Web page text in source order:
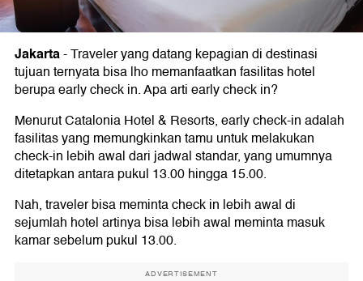
Jakarta-Traveler yang datang kepagian di destinasi
tujuan ternyata bisa lho memanfaatkan fasilitas hotel
berupa early check in. Apa arti early check in?
Menurut Catalonia Hotel & Resorts, early check-in adalah
fasilitas yang memungkinkan tamu untuk melakukan
check-in lebih awal dari jadwal standar, yang umumnya
ditetapkan antara pukul 13.00 hingga 15.00.
Nah, traveler bisa meminta check in lebih awal di
sejumlah hotel artinya bisa lebih awal meminta masuk
kamar sebelum pukul 13.00.
ADVERTISEMENT